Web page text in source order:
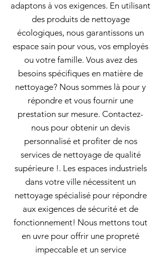
adaptons à vos exigences. En utilisant
des produits de nettoyage
écologiques, nous garantissons un
espace sain pour vous, vos employés
ou votre famille. Vous avez des
besoins spécifiques en matière de
nettoyage? Nous sommes là pour y
répondre et vous fournir une
prestation sur mesure. Contactez-
nous pour obtenir un devis
personnalisé et profiter de nos
services de nettoyage de qualité
supérieure !. Les espaces industriels
dans votre ville nécessitent un
nettoyage spécialisé pour répondre
aux exigences de sécurité et de
fonctionnement! Nous mettons tout
en uvre pour offrir une propreté
impeccable et un service